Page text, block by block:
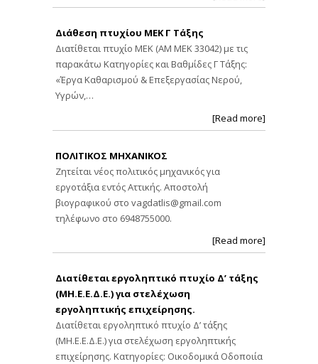
Διάθεση πτυχίου ΜΕΚ Γ Τάξης
Διατίθεται πτυχίο ΜΕΚ (ΑΜ ΜΕΚ 33042) με τις
παρακάτω Κατηγορίες και Βαθμίδες Γ Τάξης:
«Έργα Καθαρισμού & Επεξεργασίας Νερού,
Υγρών,…
[Read more]
ΠΟΛΙΤΙΚΟΣ ΜΗΧΑΝΙΚΟΣ
Ζητείται νέος πολιτικός μηχανικός για
εργοτάξια εντός Αττικής. Αποστολή
βιογραφικού στο vagdatlis@gmail.com
τηλέφωνο στο 6948755000.
[Read more]
Διατίθεται εργοληπτικό πτυχίο Δ’ τάξης
(ΜΗ.Ε.Ε.Δ.Ε.) για στελέχωση
εργοληπτικής επιχείρησης.
Διατίθεται εργοληπτικό πτυχίο Δ’ τάξης
(ΜΗ.Ε.Ε.Δ.Ε.) για στελέχωση εργοληπτικής
επιχείρησης. Κατηγορίες: Οικοδομικά Οδοποιία